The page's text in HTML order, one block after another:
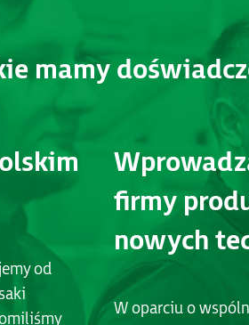
mamy
od
firmy
nowych
W oparciu o